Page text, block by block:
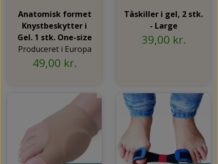
Anatomisk formet
Knystbeskytter i
Gel. 1 stk. One-size
Produceret i Europa
49,00 kr.
Tåskiller i gel, 2 stk.
- Large
39,00 kr.